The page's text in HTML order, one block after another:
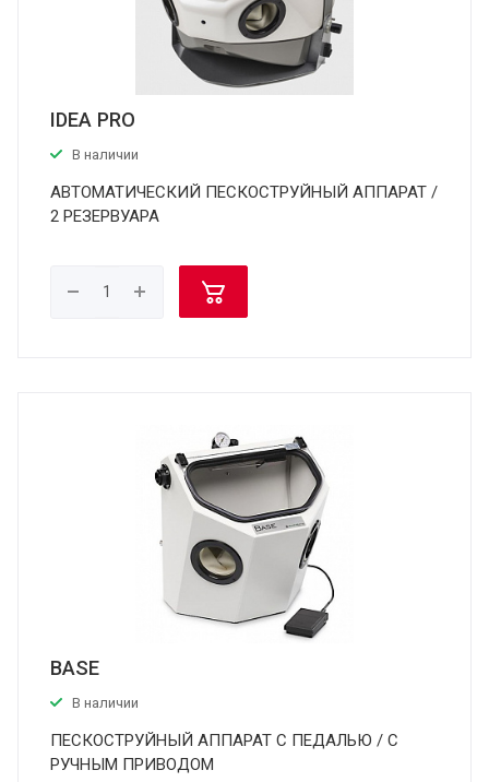
IDEA PRO
В наличии
АВТОМАТИЧЕСКИЙ ПЕСКОСТРУЙНЫЙ АППАРАТ /
2 РЕЗЕРВУАРА
BASE
В наличии
ПЕСКОСТРУЙНЫЙ АППАРАТ С ПЕДАЛЬЮ / С
РУЧНЫМ ПРИВОДОМ